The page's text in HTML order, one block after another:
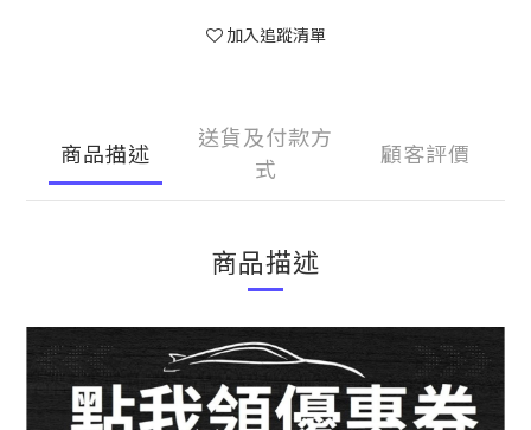
加入追蹤清單
商品描述
送貨及付款方
式
顧客評價
商品描述